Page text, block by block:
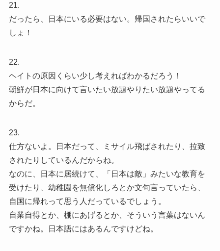
21.
だったら、日本にいる必要はない。帰国されたらいいで
しょ！
22.
ヘイトの原因くらい少し考えればわかるだろう！
朝鮮が日本に向けて言いたい放題やりたい放題やってる
からだ。
23.
仕方ないよ。日本だって、ミサイル飛ばされたり、拉致
されたりしているんだからね。
なのに、日本に居続けて、「日本は敵」みたいな教育を
受けたり、幼稚園を無償化しろとか文句言っていたら、
自国に帰れって思う人だっているでしょう。
自業自得とか、棚にあげるとか、そういう言葉はないん
ですかね。日本語にはあるんですけどね。